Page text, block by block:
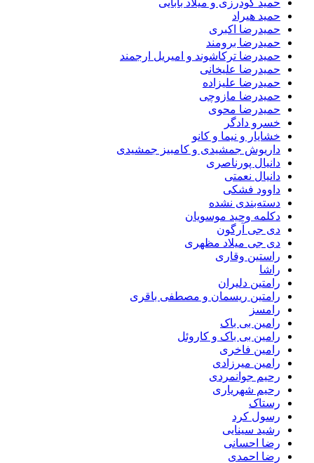
حمید هیراد
حمیدرضا اکبری
حمیدرضا برومند
حمیدرضا ترکاشوند و امیریل ارجمند
حمیدرضا علیخانی
حمیدرضا علیزاده
حمیدرضا مازوچی
حمیدرضا محوی
خسرو دادگر
خشایار و نیما و کانو
داریوش جمشیدی و کامبیز جمشیدی
دانیال پورناصری
دانیال نعمتی
داوود فشکی
دسته‌بندی نشده
دکلمه وحید موسویان
دی جی آرگون
دی جی میلاد مظهری
راستین وقاری
راشا
رامتین دلیران
رامتین ریسمان و مصطفی باقری
رامسز
رامین بی باک
رامین بی باک و کاروئل
رامین فاخری
رامین میرزادی
رحیم جوانمردی
رحیم شهریاری
رستاک
رسول کرد
رشید سینایی
رضا احسانی
رضا احمدی